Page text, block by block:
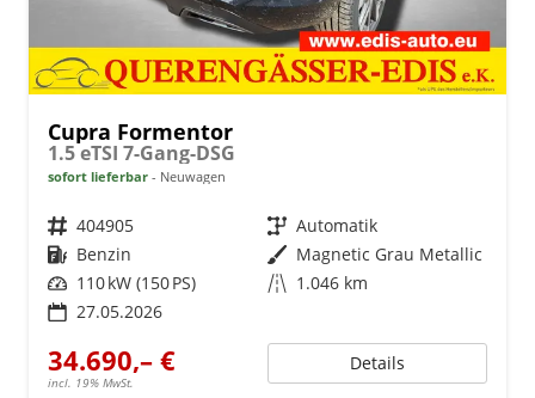
Cupra Formentor
1.5 eTSI 7-Gang-DSG
sofort lieferbar Neuwagen
Fahrzeugnr. 404905 Getriebe Automatik
Kraftstoff Benzin Außenfarbe Magnetic Grau Metallic
Leistung 110 kW (150 PS) Kilometerstand 1.046 km
27.05.2026
34.690,– €
incl. 19% MwSt.
Details